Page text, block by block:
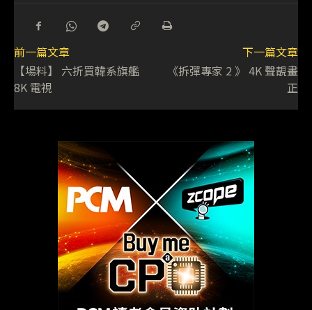
前一篇文章
【場料】 六折買韓系旗艦
8K 電視
下一篇文章
《拆彈專家 2 》 4K 聲靚畫
正